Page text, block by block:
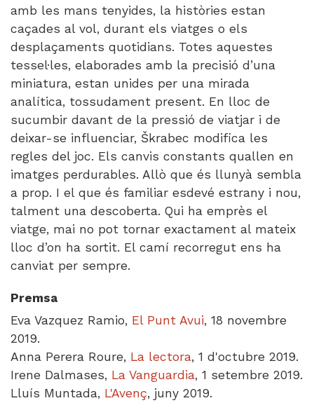
amb les mans tenyides, la històries estan
caçades al vol, durant els viatges o els
desplaçaments quotidians. Totes aquestes
tessel·les, elaborades amb la precisió d’una
miniatura, estan unides per una mirada
analítica, tossudament present. En lloc de
sucumbir davant de la pressió de viatjar i de
deixar-se influenciar, Škrabec modifica les
regles del joc. Els canvis constants quallen en
imatges perdurables. Allò que és llunyà sembla
a prop. I el que és familiar esdevé estrany i nou,
talment una descoberta. Qui ha emprès el
viatge, mai no pot tornar exactament al mateix
lloc d’on ha sortit. El camí recorregut ens ha
canviat per sempre.
Premsa
Eva Vazquez Ramio, El Punt Avui, 18 novembre
2019.
Anna Perera Roure, La lectora, 1 d'octubre 2019.
Irene Dalmases, La Vanguardia, 1 setembre 2019.
Lluís Muntada, L'Avenç, juny 2019.